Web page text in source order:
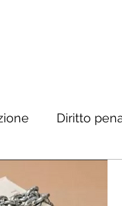
Diritto
ed estradizione